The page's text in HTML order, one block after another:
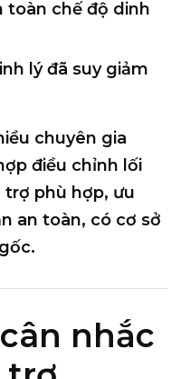
toàn chế độ dinh
lý đã suy giảm
chuyên gia
điều chỉnh lối
trợ phù hợp, ưu
an toàn, có cơ sở
nhắc